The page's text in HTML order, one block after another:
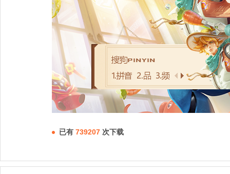
已有 739207 次下载